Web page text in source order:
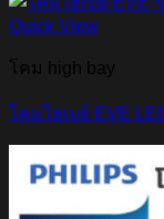
Quick View
โคม high bay
โคมไฮเบย์ EVE